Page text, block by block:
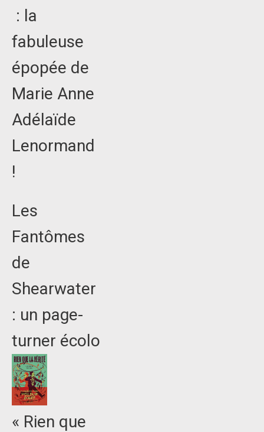
: la
fabuleuse
épopée de
Marie Anne
Adélaïde
Lenormand
!
Les
Fantômes
de
Shearwater
: un page-
turner écolo
« Rien que